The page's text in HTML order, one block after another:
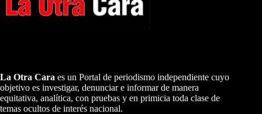
La Otra Cara es un Portal de periodismo independiente cuyo
objetivo es investigar, denunciar e informar de manera
equitativa, analítica, con pruebas y en primicia toda clase de
temas ocultos de interés nacional.